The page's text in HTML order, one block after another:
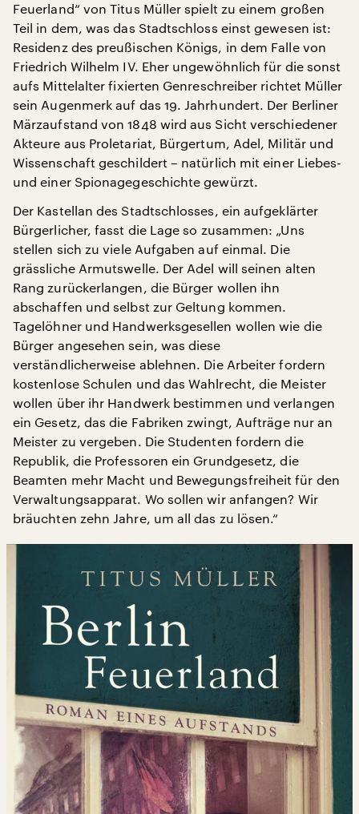
Feuerland“ von Titus Müller spielt zu einem großen
Teil in dem, was das Stadtschloss einst gewesen ist:
Residenz des preußischen Königs, in dem Falle von
Friedrich Wilhelm IV. Eher ungewöhnlich für die sonst
aufs Mittelalter fixierten Genreschreiber richtet Müller
sein Augenmerk auf das 19. Jahrhundert. Der Berliner
Märzaufstand von 1848 wird aus Sicht verschiedener
Akteure aus Proletariat, Bürgertum, Adel, Militär und
Wissenschaft geschildert – natürlich mit einer Liebes-
und einer Spionagegeschichte gewürzt.
Der Kastellan des Stadtschlosses, ein aufgeklärter
Bürgerlicher, fasst die Lage so zusammen: „Uns
stellen sich zu viele Aufgaben auf einmal. Die
grässliche Armutswelle. Der Adel will seinen alten
Rang zurückerlangen, die Bürger wollen ihn
abschaffen und selbst zur Geltung kommen.
Tagelöhner und Handwerksgesellen wollen wie die
Bürger angesehen sein, was diese
verständlicherweise ablehnen. Die Arbeiter fordern
kostenlose Schulen und das Wahlrecht, die Meister
wollen über ihr Handwerk bestimmen und verlangen
ein Gesetz, das die Fabriken zwingt, Aufträge nur an
Meister zu vergeben. Die Studenten fordern die
Republik, die Professoren ein Grundgesetz, die
Beamten mehr Macht und Bewegungsfreiheit für den
Verwaltungsapparat. Wo sollen wir anfangen? Wir
bräuchten zehn Jahre, um all das zu lösen.“